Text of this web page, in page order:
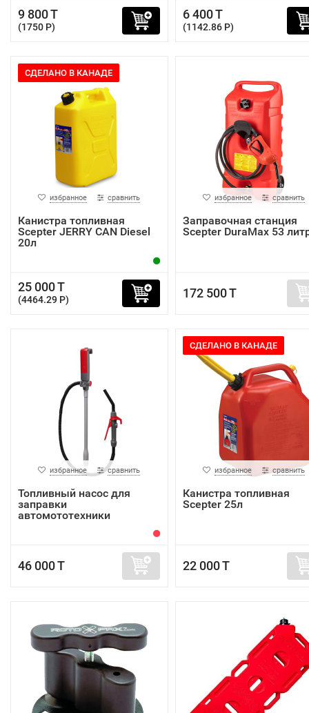
9 800 T
(1750 P)
6 400 T
(1142.86 P)
СДЕЛАНО В КАНАДЕ
избранное сравнить
Канистра топливная
Scepter JERRY CAN Diesel
20л
25 000 T
(4464.29 P)
избранное сравнить
Заправочная станция
Scepter DuraMax 53
172 500 T
избранное сравнить
Топливный насос для
заправки
автомототехники
46 000 T
СДЕЛАНО В КАНАДЕ
избранное сравнить
Канистра топливная
Scepter 25л
22 000 T